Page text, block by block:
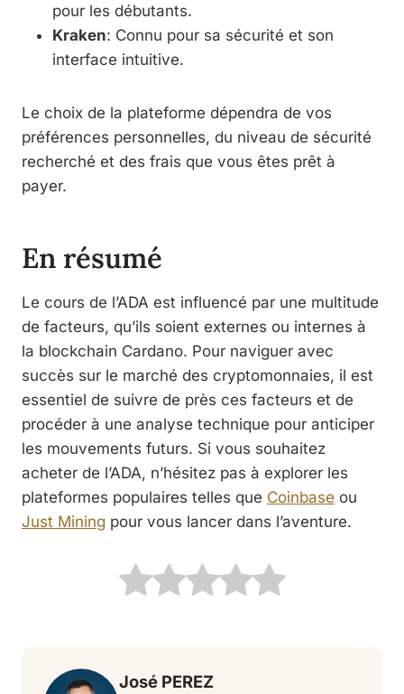
pour les débutants.
Kraken: Connu pour sa sécurité et son
interface intuitive.
Le choix de la plateforme dépendra de vos
préférences personnelles, du niveau de sécurité
recherché et des frais que vous êtes prêt à
payer.
En résumé
Le cours de l’ADA est influencé par une multitude
de facteurs, qu’ils soient externes ou internes à
la blockchain Cardano. Pour naviguer avec
succès sur le marché des cryptomonnaies, il est
essentiel de suivre de près ces facteurs et de
procéder à une analyse technique pour anticiper
les mouvements futurs. Si vous souhaitez
acheter de l’ADA, n’hésitez pas à explorer les
plateformes populaires telles que Coinbase ou
Just Mining pour vous lancer dans l’aventure.
José PEREZ